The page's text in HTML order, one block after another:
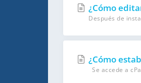
¿Cómo
Después de
¿Cómo
Se accede a